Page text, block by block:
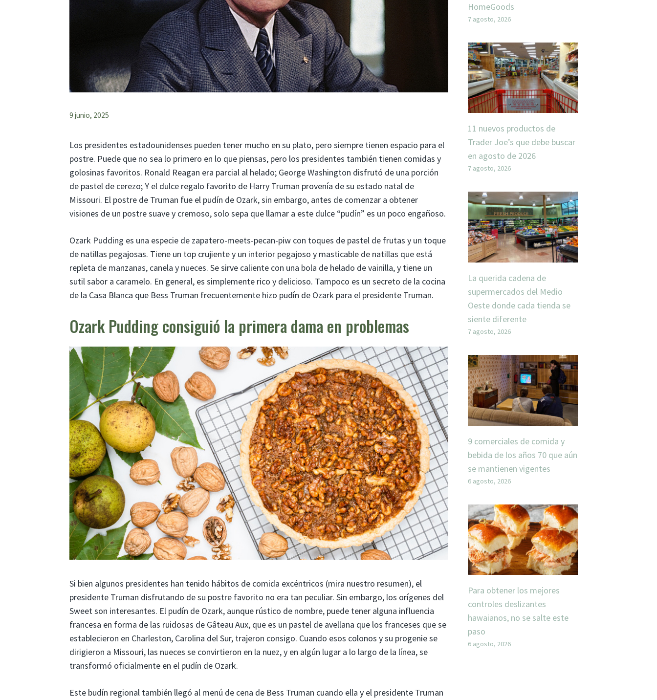
9 junio, 2025
Los presidentes estadounidenses pueden tener mucho en su plato, pero siempre tienen espacio para el
postre. Puede que no sea lo primero en lo que piensas, pero los presidentes también tienen comidas y
golosinas favoritos. Ronald Reagan era parcial al helado; George Washington disfrutó de una porción
de pastel de cerezo; Y el dulce regalo favorito de Harry Truman provenía de su estado natal de
Missouri. El postre de Truman fue el pudín de Ozark, sin embargo, antes de comenzar a obtener
visiones de un postre suave y cremoso, solo sepa que llamar a este dulce “pudín” es un poco engañoso.
Ozark Pudding es una especie de zapatero-meets-pecan-piw con toques de pastel de frutas y un toque
de natillas pegajosas. Tiene un top crujiente y un interior pegajoso y masticable de natillas que está
repleta de manzanas, canela y nueces. Se sirve caliente con una bola de helado de vainilla, y tiene un
sutil sabor a caramelo. En general, es simplemente rico y delicioso. Tampoco es un secreto de la cocina
de la Casa Blanca que Bess Truman frecuentemente hizo pudín de Ozark para el presidente Truman.
Ozark Pudding consiguió la primera dama en problemas
Si bien algunos presidentes han tenido hábitos de comida excéntricos (mira nuestro resumen), el
presidente Truman disfrutando de su postre favorito no era tan peculiar. Sin embargo, los orígenes del
Sweet son interesantes. El pudín de Ozark, aunque rústico de nombre, puede tener alguna influencia
francesa en forma de las ruidosas de Gâteau Aux, que es un pastel de avellana que los franceses que se
establecieron en Charleston, Carolina del Sur, trajeron consigo. Cuando esos colonos y su progenie se
dirigieron a Missouri, las nueces se convirtieron en la nuez, y en algún lugar a lo largo de la línea, se
transformó oficialmente en el pudín de Ozark.
Este budín regional también llegó al menú de cena de Bess Truman cuando ella y el presidente Truman
HomeGoods
7 agosto, 2026
11 nuevos productos de
Trader Joe’s que debe buscar
en agosto de 2026
7 agosto, 2026
La querida cadena de
supermercados del Medio
Oeste donde cada tienda se
siente diferente
7 agosto, 2026
9 comerciales de comida y
bebida de los años 70 que aún
se mantienen vigentes
6 agosto, 2026
Para obtener los mejores
controles deslizantes
hawaianos, no se salte este
paso
6 agosto, 2026